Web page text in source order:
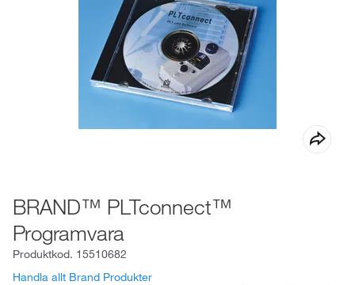
BRAND™ PLTconnect™
Programvara
Produktkod. 15510682
Handla allt Brand Produkter